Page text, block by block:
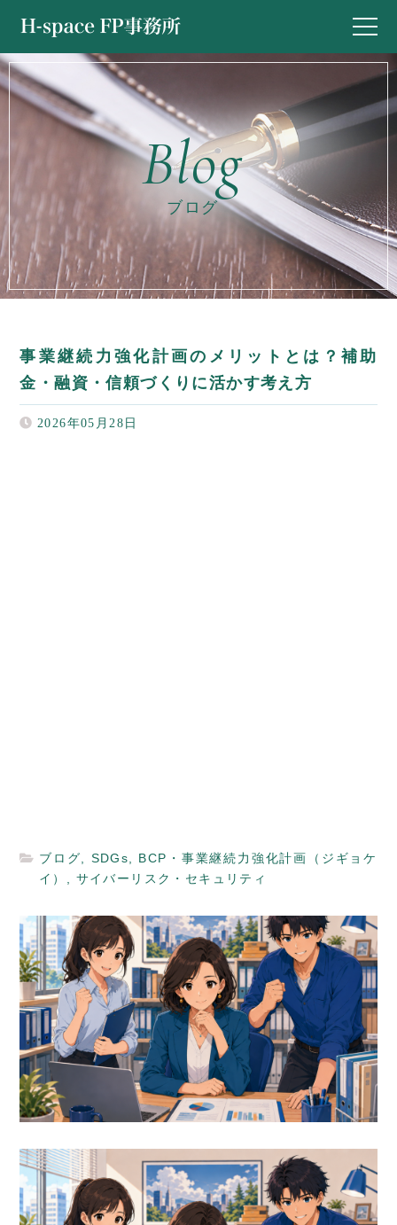
ブログ
事業継続力強化計画のメリットとは？補助
金・融資・信頼づくりに活かす考え方
2026年05月28日
ブログ SDGs
BCP・事業継続力強化計画（ジギョケ
イ）
サイバーリスク・セキュリティ